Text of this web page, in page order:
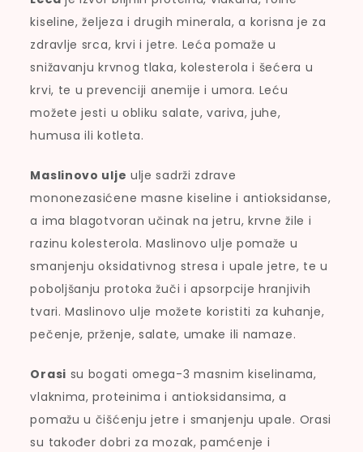
kiseline, željeza i drugih minerala, a korisna je za
zdravlje srca, krvi i jetre. Leća pomaže u
snižavanju krvnog tlaka, kolesterola i šećera u
krvi, te u prevenciji anemije i umora. Leću
možete jesti u obliku salate, variva, juhe,
humusa ili kotleta.
Maslinovo ulje ulje sadrži zdrave
mononezasićene masne kiseline i antioksidanse,
a ima blagotvoran učinak na jetru, krvne žile i
razinu kolesterola. Maslinovo ulje pomaže u
smanjenju oksidativnog stresa i upale jetre, te u
poboljšanju protoka žuči i apsorpcije hranjivih
tvari. Maslinovo ulje možete koristiti za kuhanje,
pečenje, prženje, salate, umake ili namaze.
Orasi su bogati omega-3 masnim kiselinama,
vlaknima, proteinima i antioksidansima, a
pomažu u čišćenju jetre i smanjenju upale. Orasi
su također dobri za mozak, pamćenje i